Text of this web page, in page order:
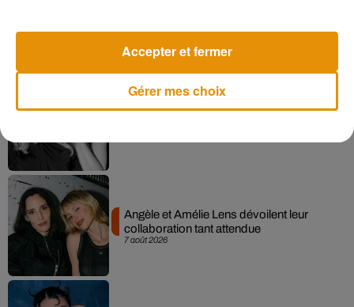
Madonna sort enfin le remix de « Love
7 août 2026
Angèle et Amélie Lens dévoilent leur
collaboration tant attendue
Gérer mes choix
Accepter et fermer